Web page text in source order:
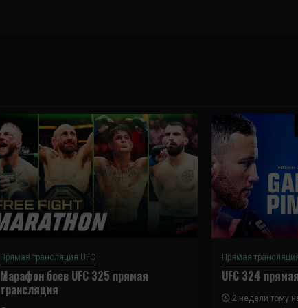
Прямая трансляция UFC
Марафон боев UFC 325 прямая
трансляция
Прямая
UFC 324
2 недели тому